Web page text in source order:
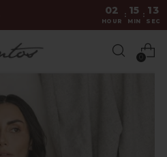
02
HOUR
: 15
MIN
: 12
SEC